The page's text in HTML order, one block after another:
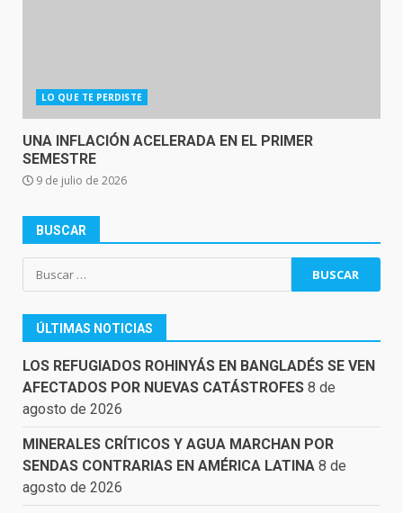
LO QUE TE PERDISTE
UNA INFLACIÓN ACELERADA EN EL PRIMER
SEMESTRE
9 de julio de 2026
BUSCAR
Buscar:
ÚLTIMAS NOTICIAS
LOS REFUGIADOS ROHINYÁS EN BANGLADÉS SE VEN
AFECTADOS POR NUEVAS CATÁSTROFES 8 de
agosto de 2026
MINERALES CRÍTICOS Y AGUA MARCHAN POR
SENDAS CONTRARIAS EN AMÉRICA LATINA 8 de
agosto de 2026